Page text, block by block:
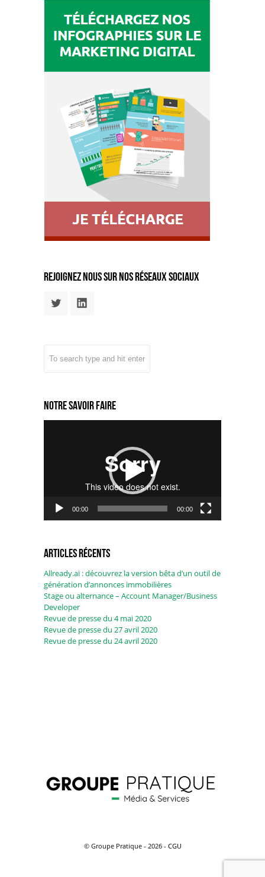
rejoignez nous sur nos réseaux sociaux
Notre savoir faire
00:00 00:00
Articles récents
Allready.ai : découvrez la version bêta d’un outil de
génération d’annonces immobilières
Stage ou alternance – Account Manager/Business
Developer
Revue de presse du 4 mai 2020
Revue de presse du 27 avril 2020
Revue de presse du 24 avril 2020
© Groupe Pratique - 2026 - CGU